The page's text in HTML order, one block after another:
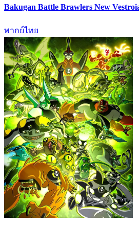
Bakugan Battle Brawlers New
พากย์ไทย